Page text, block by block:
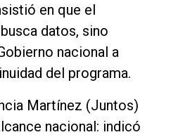
en que el
datos, sino
nacional a
del programa.
Martínez (Juntos)
nacional: indicó